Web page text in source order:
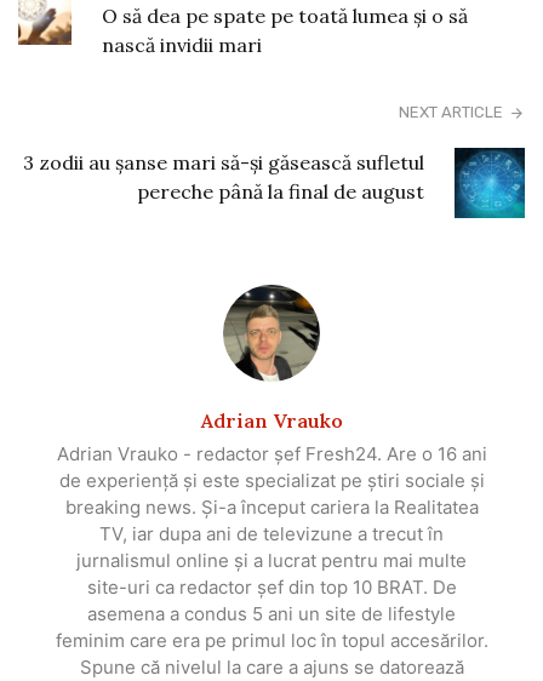
O să dea pe spate pe toată lumea și o să
nască invidii mari
NEXT ARTICLE
3 zodii au șanse mari să-și găsească sufletul
pereche până la final de august
Adrian Vrauko
Adrian Vrauko - redactor șef Fresh24. Are o 16 ani
de experiență și este specializat pe știri sociale și
breaking news. Și-a început cariera la Realitatea
TV, iar dupa ani de televizune a trecut în
jurnalismul online și a lucrat pentru mai multe
site-uri ca redactor șef din top 10 BRAT. De
asemena a condus 5 ani un site de lifestyle
feminim care era pe primul loc în topul accesărilor.
Spune că nivelul la care a ajuns se datorează